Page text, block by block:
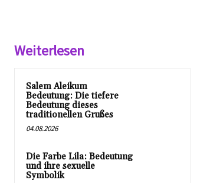
Weiterlesen
Salem Aleikum
Bedeutung: Die tiefere
Bedeutung dieses
traditionellen Grußes
04.08.2026
Die Farbe Lila: Bedeutung
und ihre sexuelle
Symbolik